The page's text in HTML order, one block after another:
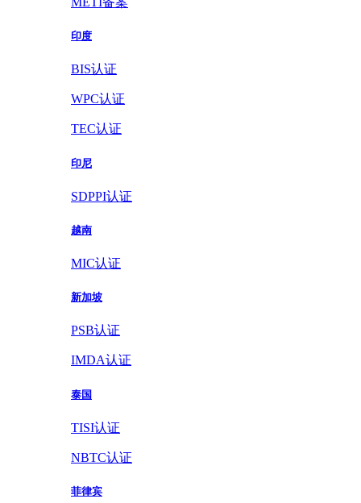
印度
BIS认证
WPC认证
TEC认证
印尼
SDPPI认证
越南
MIC认证
新加坡
PSB认证
IMDA认证
泰国
TISI认证
NBTC认证
菲律宾